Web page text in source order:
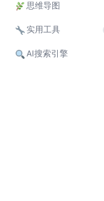
思维导图
实用工具
AI搜索引擎